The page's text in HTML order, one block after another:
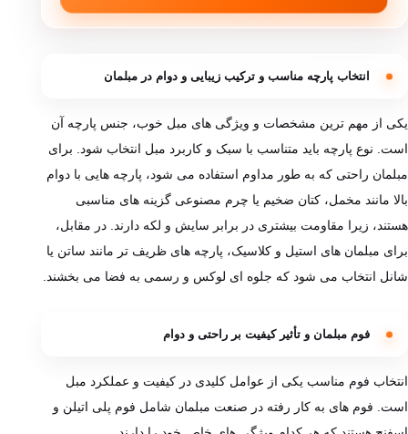
انتخاب پارچه مناسب و ترکیب زیبایی و دوام در مبلمان
یکی از مهم‌ ترین مشخصات و ویژگی‌ های مبل خوب، جنس پارچه آن
است. نوع پارچه باید متناسب با سبک و کاربرد مبل انتخاب شود. برای
مبلمان راحتی که به‌ طور مداوم استفاده می‌ شود، پارچه ‌هایی با دوام
بالا مانند مخمل، کتان ضخیم یا چرم مصنوعی گزینه های مناسبی
هستند، زیرا مقاومت بیشتری در برابر سایش و لکه دارند. در مقابل،
برای مبلمان ‌های استیل و کلاسیک، پارچه‌ های ظریف‌ تر مانند ساتن یا
شانل انتخاب می‌ شود که جلوه‌ ای لوکس و رسمی به فضا می ‌بخشند.
فوم مبلمان و تأثیر کیفیت بر راحتی و دوام
انتخاب فوم مناسب یکی از عوامل کلیدی در کیفیت و عملکرد مبل
است. فوم ‌های به‌ کار رفته در صنعت مبلمان شامل فوم پلی‌ اتیلن و